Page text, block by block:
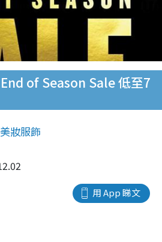
of Season Sale 低至7
美妝服飾
用 App 睇文